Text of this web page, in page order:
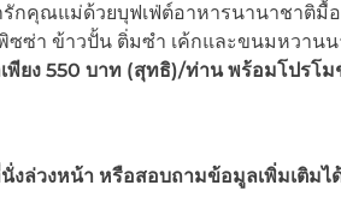
กคุณแม่ด้วยบุฟเฟ่ต์อาหารนานาชาติมื้
ซซ่า ข้าวปั้น ติ่มซำ เค้กและขนมหวาน
พียง 550 บาท (สุทธิ)/ท่าน พร้อมโปรโม
งล่วงหน้า หรือสอบถามข้อมูลเพิ่มเติมไ